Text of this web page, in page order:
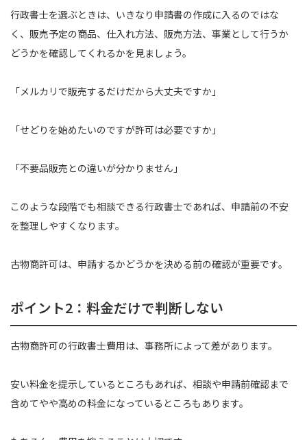
行政書士を選ぶときは、いきなり申請書の作成に入るのではな
く、販売予定の商品、仕入れ方法、販売方法、事業として行うか
どうかを確認してくれるかを見ましょう。
「メルカリで販売するだけだから大丈夫ですか」
「せどりを始めたいのですが許可は必要ですか」
「不要品販売との違いが分かりません」
このような段階でも相談できる行政書士であれば、申請前の不安
を整理しやすくなります。
古物商許可は、申請するかどうかを決める前の確認が重要です。
ポイント2：料金だけで判断しない
古物商許可の行政書士費用は、事務所によって差があります。
安い料金を提示しているところもあれば、相談や申請前確認まで
含めてやや高めの料金になっているところもあります。